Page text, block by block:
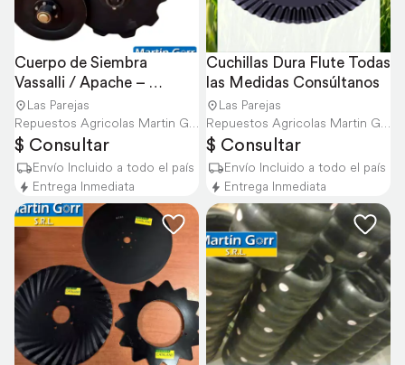
Cuerpo de Siembra
Vassalli / Apache –
Completo con Resorte
Las Parejas
Repuestos Agricolas Martin Gorr S.R.L.
$ Consultar
Envío Incluido a todo el país
Entrega Inmediata
Cuchillas Dura Flute Todas
las Medidas Consúltanos
Las Parejas
Repuestos Agricolas Martin Gorr S.R.L.
$ Consultar
Envío Incluido a todo el país
Entrega Inmediata